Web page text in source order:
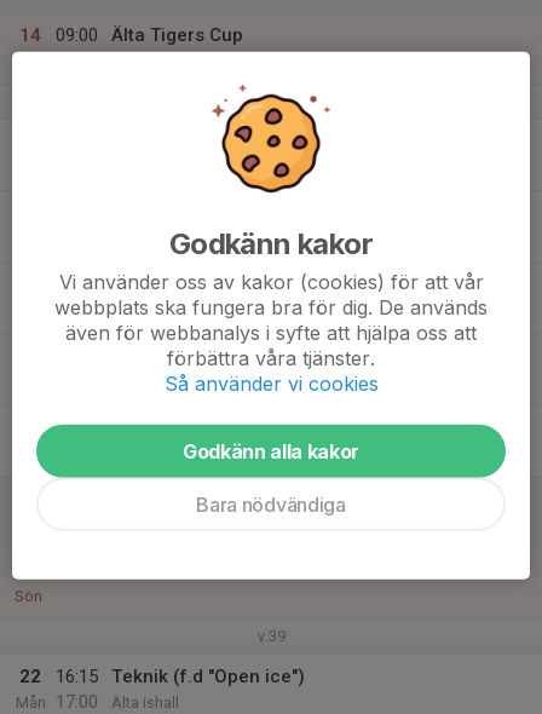
14
09:00
Älta Tigers Cup
v.38
Teknik (f.d "Open ice")
Teknik (f.d "Open ice")
Älta ishall
Fre
SHT Cup den 20 och 21 september
Sön
v.39
22
Mån
16:15
17:00
Teknik (f.d "Open ice")
Älta ishall
Godkänn kakor
Vi använder oss av kakor (cookies) för att vår
webbplats ska fungera bra för dig. De används
även för webbanalys i syfte att hjälpa oss att
förbättra våra tjänster.
Så använder vi cookies
Godkänn alla kakor
Bara nödvändiga